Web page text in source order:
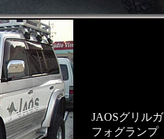
JAOSグリル
フォグランプ